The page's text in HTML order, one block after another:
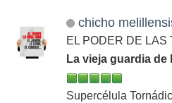
chicho
EL PODER DE LAS
La vieja guardia de
Supercélula